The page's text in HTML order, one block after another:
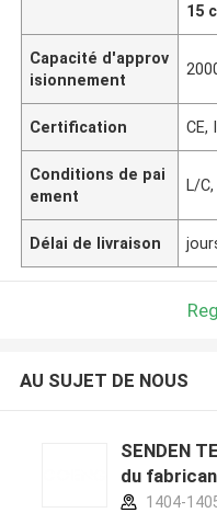
15
Capacité d'approv
isionnement
Certification CE,
Conditions de pai
ement
L/
Délai de livraison
AU SUJET DE NOUS
SENDEN
du
1404-